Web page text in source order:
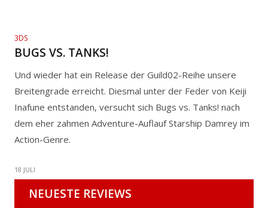
3DS
BUGS VS. TANKS!
Und wieder hat ein Release der Guild02-Reihe unsere
Breitengrade erreicht. Diesmal unter der Feder von Keiji
Inafune entstanden, versucht sich Bugs vs. Tanks! nach
dem eher zahmen Adventure-Auflauf Starship Damrey im
Action-Genre.
18 JULI
NEUESTE REVIEWS